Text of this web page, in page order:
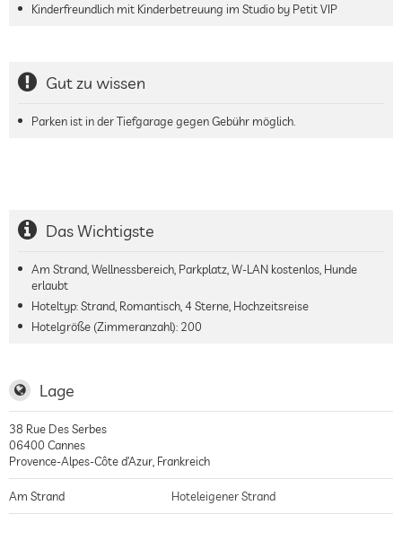
Kinderfreundlich mit Kinderbetreuung im Studio by Petit VIP
Gut zu wissen
Parken ist in der Tiefgarage gegen Gebühr möglich.
Das Wichtigste
Am Strand, Wellnessbereich, Parkplatz, W-LAN kostenlos, Hunde
erlaubt
Hoteltyp: Strand, Romantisch, 4 Sterne, Hochzeitsreise
Hotelgröße (Zimmeranzahl): 200
Lage
38 Rue Des Serbes
06400 Cannes
Provence-Alpes-Côte d’Azur Frankreich
Am Strand Hoteleigener Strand